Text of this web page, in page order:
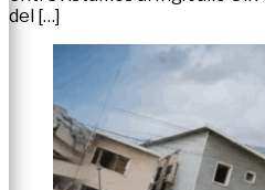
del […]